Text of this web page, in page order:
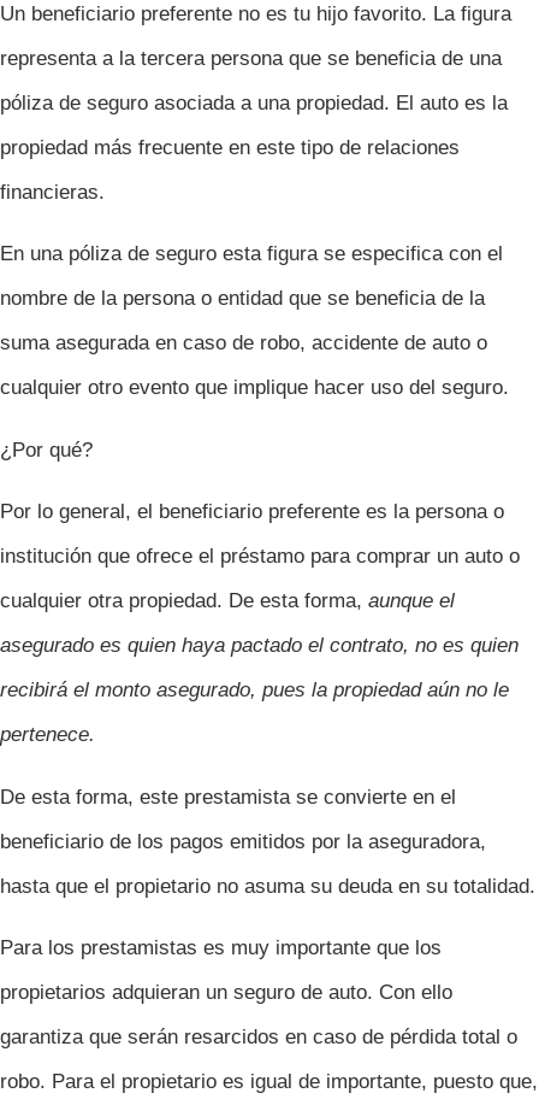
Un beneficiario preferente no es tu hijo favorito. La figura
representa a la tercera persona que se beneficia de una
póliza de seguro asociada a una propiedad. El auto es la
propiedad más frecuente en este tipo de relaciones
financieras.
En una póliza de seguro esta figura se especifica con el
nombre de la persona o entidad que se beneficia de la
suma asegurada en caso de robo, accidente de auto o
cualquier otro evento que implique hacer uso del seguro.
¿Por qué?
Por lo general, el beneficiario preferente es la persona o
institución que ofrece el préstamo para comprar un auto o
cualquier otra propiedad. De esta forma, aunque el
asegurado es quien haya pactado el contrato, no es quien
recibirá el monto asegurado, pues la propiedad aún no le
pertenece.
De esta forma, este prestamista se convierte en el
beneficiario de los pagos emitidos por la aseguradora,
hasta que el propietario no asuma su deuda en su totalidad.
Para los prestamistas es muy importante que los
propietarios adquieran un seguro de auto. Con ello
garantiza que serán resarcidos en caso de pérdida total o
robo. Para el propietario es igual de importante, puesto que,